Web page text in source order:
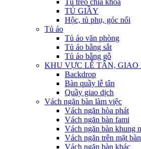
Tủ treo chìa khóa
TỦ GIẦY
Hộc, tủ phụ, góc nối
Tủ áo
Tủ áo văn phòng
Tủ áo bằng sắt
Tủ áo bằng gỗ
KHU VỰC LỄ TÂN, GIAO
Backdrop
Bàn quầy lễ tân
Quầy giao dịch
Vách ngăn bàn làm việc
Vách ngăn hòa phát
Vách ngăn bàn fami
Vách ngăn bàn khung
Vách ngăn trên mặt bàn
Vách ngăn bàn khác